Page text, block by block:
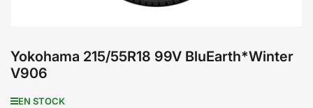
Yokohama 215/55R18 99V BluEarth*Winter
V906
EN STOCK